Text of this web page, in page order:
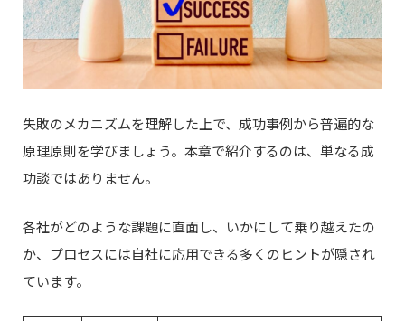
失敗のメカニズムを理解した上で、成功事例から普遍的な
原理原則を学びましょう。本章で紹介するのは、単なる成
功談ではありません。
各社がどのような課題に直面し、いかにして乗り越えたの
か、プロセスには自社に応用できる多くのヒントが隠され
ています。